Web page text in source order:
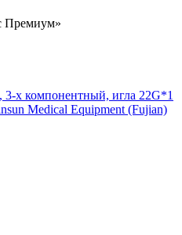
Премиум»
х компонентный, игла 22G*1
Medical Equipment (Fujian)